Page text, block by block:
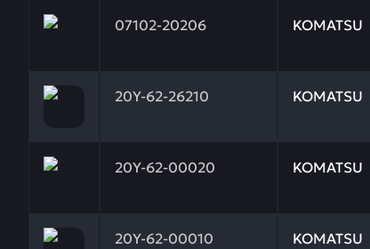
07102-20206 KOMATSU
Заказывая запчасти у нас, вы получаете
20Y-62-26210 KOMATSU
Заказывая запчасти у нас, вы получаете
20Y-62-00020 KOMATSU
Заказывая запчасти у нас, вы получаете
20Y-62-00010 KOMATSU
Заказывая запчасти у нас, вы получаете